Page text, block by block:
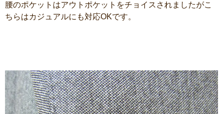
腰のポケットはアウトポケットをチョイスされましたがこ
ちらはカジュアルにも対応OKです。